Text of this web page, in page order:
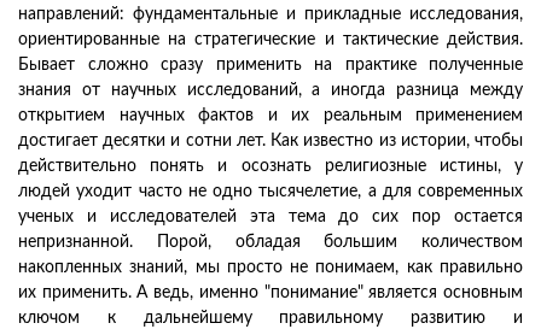
направлений: фундаментальные и прикладные исследования,
ориентированные на стратегические и тактические действия.
Бывает сложно сразу применить на практике полученные
знания от научных исследований, а иногда разница между
открытием научных фактов и их реальным применением
достигает десятки и сотни лет. Как известно из истории, чтобы
действительно понять и осознать религиозные истины, у
людей уходит часто не одно тысячелетие, а для современных
ученых и исследователей эта тема до сих пор остается
непризнанной. Порой, обладая большим количеством
накопленных знаний, мы просто не понимаем, как правильно
их применить. А ведь, именно "понимание" является основным
ключом к дальнейшему правильному развитию и